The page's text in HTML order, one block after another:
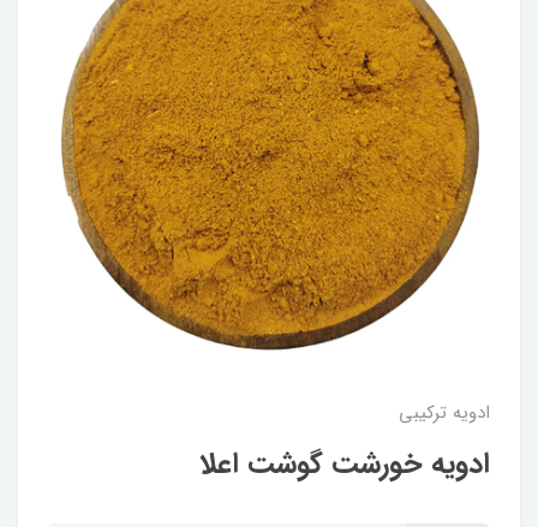
ادویه ترکیبی
ادویه خورشت گوشت اعلا